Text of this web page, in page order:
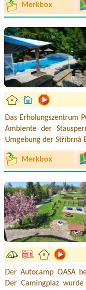
Merkbox
Das Erholungszentrum
Ambiente der
Umgebung der Stříbrná
Merkbox
Der Autocamp OASA
Der Camingplaz